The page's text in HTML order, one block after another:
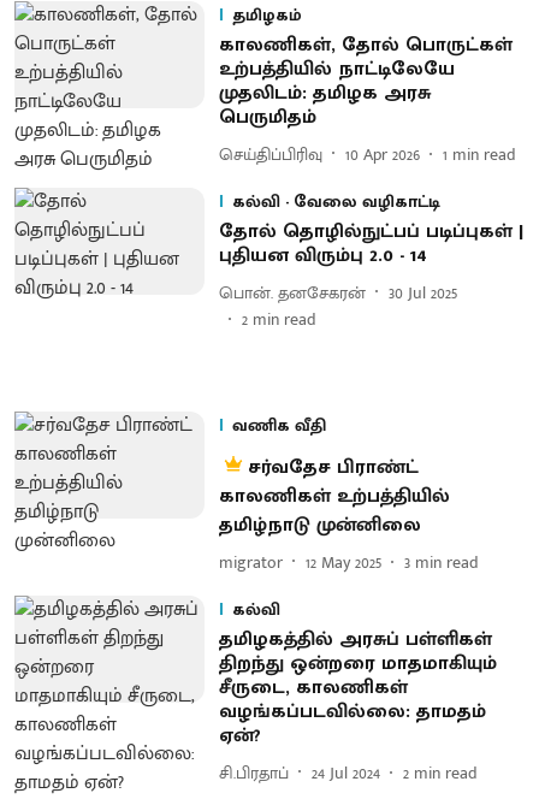
தமிழகம்
காலணிகள், தோல் பொருட்கள்
உற்பத்தியில் நாட்டிலேயே
முதலிடம்: தமிழக அரசு
பெருமிதம்
செய்திப்பிரிவு 10 Apr 2026 1 min read
கல்வி - வேலை வழிகாட்டி
தோல் தொழில்நுட்பப் படிப்புகள் |
புதியன விரும்பு 2.0 - 14
பொன். தனசேகரன்
30 Jul 2025
2 min read
வணிக வீதி
சர்வதேச பிராண்ட்
காலணிகள் உற்பத்தியில்
தமிழ்நாடு முன்னிலை
migrator 12 May 2025 3 min read
கல்வி
தமிழகத்தில் அரசுப் பள்ளிகள்
திறந்து ஒன்றரை மாதமாகியும்
சீருடை, காலணிகள்
வழங்கப்படவில்லை: தாமதம்
ஏன்?
சி.பிரதாப் 24 Jul 2024 2 min read